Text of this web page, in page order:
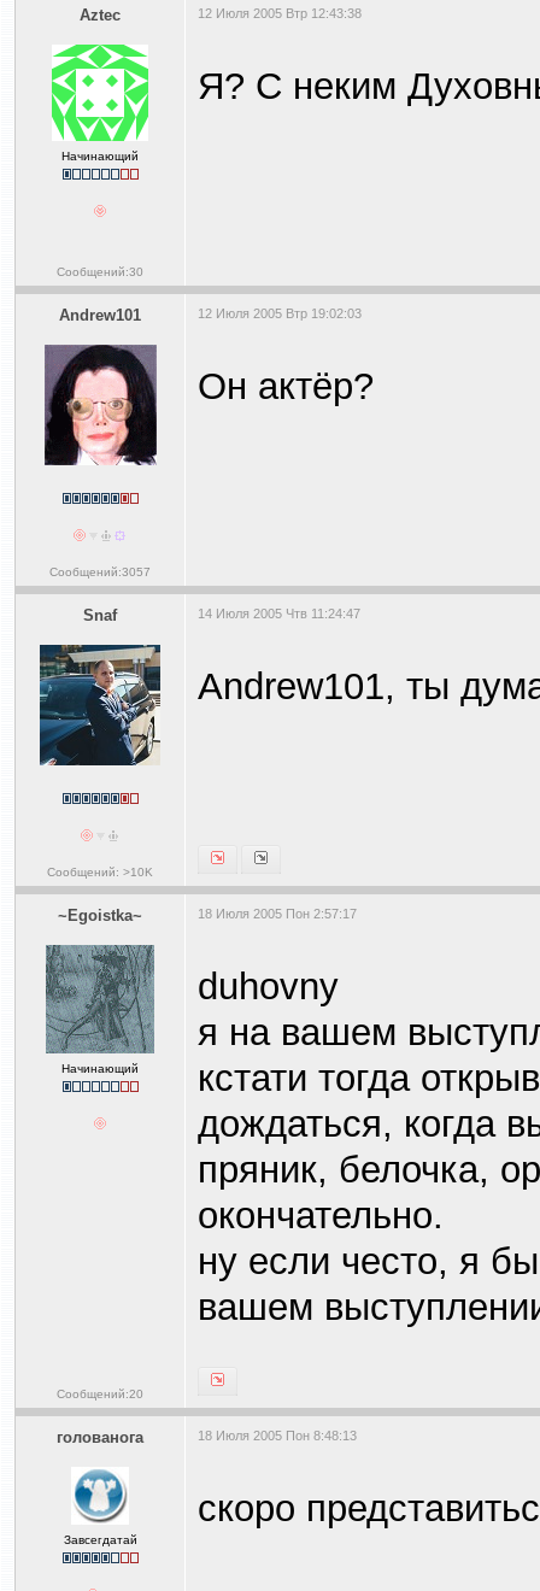
Aztec
Начинающий
Сообщений:30
12 Июля 2005 Втр 12:43:38
Я? С неким
Andrew101
Сообщений:3057
12 Июля 2005 Втр 19:02:03
Он актёр?
Snaf
Сообщений: >10K
14 Июля 2005 Чтв 11:24:47
Andrew101, ты
~Egoistka~
Начинающий
Сообщений:20
18 Июля 2005 Пон 2:57:17
duhovny
я на вашем
кстати тогда
дождаться, когда
пряник, белочка,
окончательно.
ну если често, я
вашем
голованога
Завсегдатай
18 Июля 2005 Пон 8:48:13
скоро